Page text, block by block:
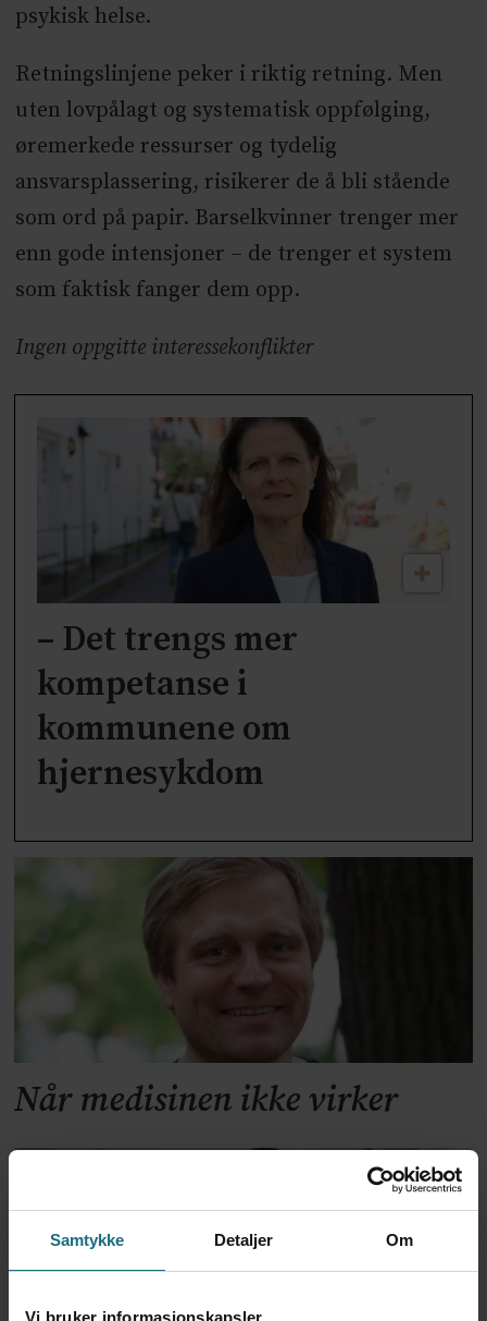
Samtykke Detaljer Om
Vi bruker informasjonskapsler
psykisk helse.
Retningslinjene peker i riktig retning. Men
uten lovpålagt og systematisk oppfølging,
øremerkede ressurser og tydelig
ansvarsplassering, risikerer de å bli stående
som ord på papir. Barselkvinner trenger mer
enn gode intensjoner – de trenger et system
som faktisk fanger dem opp.
Ingen oppgitte interessekonflikter
– Det trengs mer
kompetanse i
kommunene om
hjernesykdom
Når medisinen ikke virker